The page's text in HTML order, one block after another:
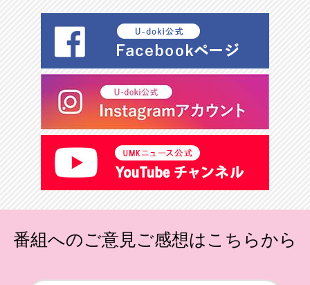
番組へのご意見ご感想はこちらから